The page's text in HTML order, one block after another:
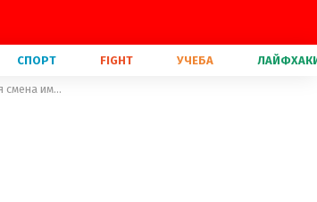
СПОРТ FIGHT УЧЕБА
Настя Каменских перевоплотилась в героиню "Пятого элемента": потрясающая смена имиджа